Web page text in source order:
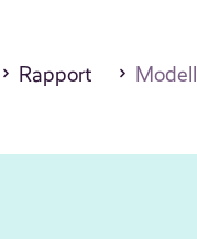
Rapport